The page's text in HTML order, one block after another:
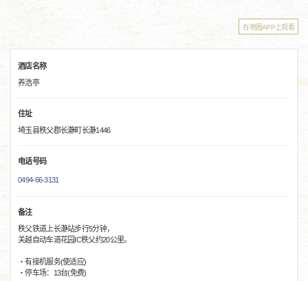
在地图APP上观看
酒店名称
养浩亭
住址
埼玉县秩父郡长瀞町长瀞1446
电话号码
0494-66-3131
备注
秩父铁道上长瀞站步行5分钟，
关越自动车道花园IC秩父约20公里。
・有接机服务(使适应)
・停车场：13台(免费)